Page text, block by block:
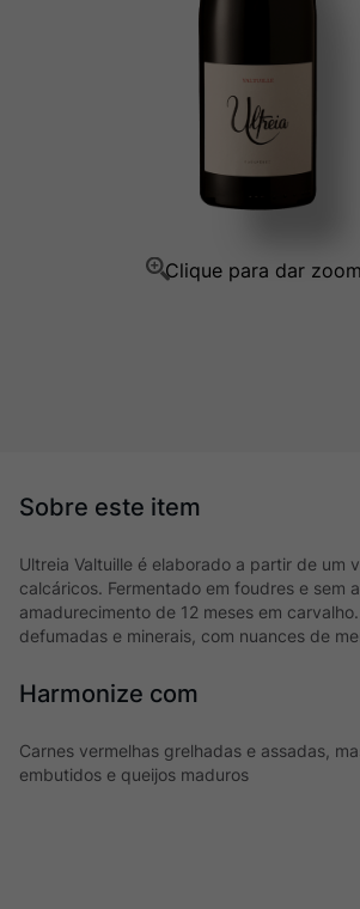
Ultreia Valtuille é elaborado a partir de um
calcáricos. Fermentado em foudres e sem
amadurecimento de 12 meses em
defumadas e minerais, com nuances de
Harmonize com
Carnes vermelhas grelhadas e assadas,
embutidos e queijos maduros